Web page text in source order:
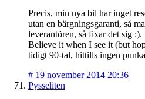
Precis, min nya bil har inget
utan en bärgningsgaranti, så
leverantören, så fixar det sig :).
Believe it when I see it (but
tidigt 90-tal, hittills ingen
# 19 november 2014 20:36
Pysseliten